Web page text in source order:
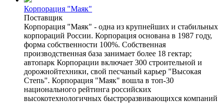
Корпорация "Маяк"
Поставщик
Корпорация "Маяк" - одна из крупнейших и стабильных
корпораций России. Корпорация основана в 1987 году,
форма собственности 100%. Собственная
производственная база занимает более 18 гектар;
автопарк Корпорации включает 300 строительной и
дорожнойтехники, свой песчаный карьер "Высокая
Степь". Корпорация "Маяк" вошла в топ-30
национального рейтинга российских
высокотехнологичных быстроразвивающихся компаний